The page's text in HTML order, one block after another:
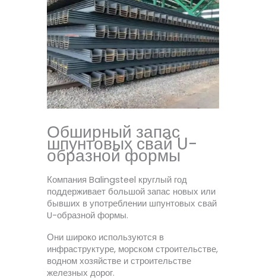
Обширный запас
шпунтовых свай U-
образной формы
Компания Balingsteel круглый год
поддерживает большой запас новых или
бывших в употреблении шпунтовых свай
U-образной формы.
Они широко используются в
инфраструктуре, морском строительстве,
водном хозяйстве и строительстве
железных дорог.